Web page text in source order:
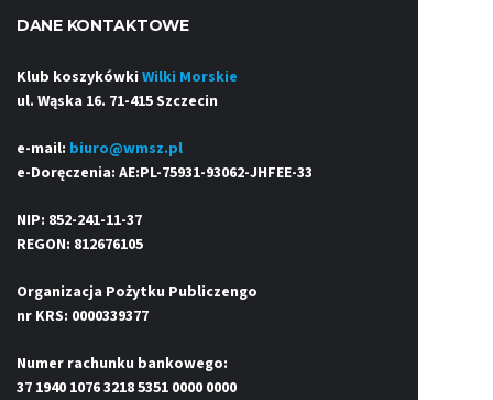
DANE KONTAKTOWE
Klub koszykówki Wilki Morskie
ul. Wąska 16. 71-415 Szczecin
e-mail: biuro@wmsz.pl
e-Doręczenia: AE:PL-75931-93062-JHFEE-33
NIP: 852-241-11-37
REGON: 812676105
Organizacja Pożytku Publiczengo
nr KRS: 0000339377
Numer rachunku bankowego:
37 1940 1076 3218 5351 0000 0000